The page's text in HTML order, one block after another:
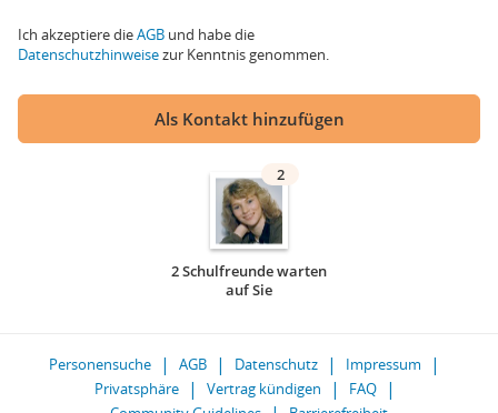
Ich akzeptiere dieAGB und habe die
Datenschutzhinweisezur Kenntnis genommen.
Als Kontakt hinzufügen
2
2 Schulfreunde warten
auf Sie
Personensuche AGB Datenschutz
Impressum
Privatsphäre
Vertrag kündigen
FAQ